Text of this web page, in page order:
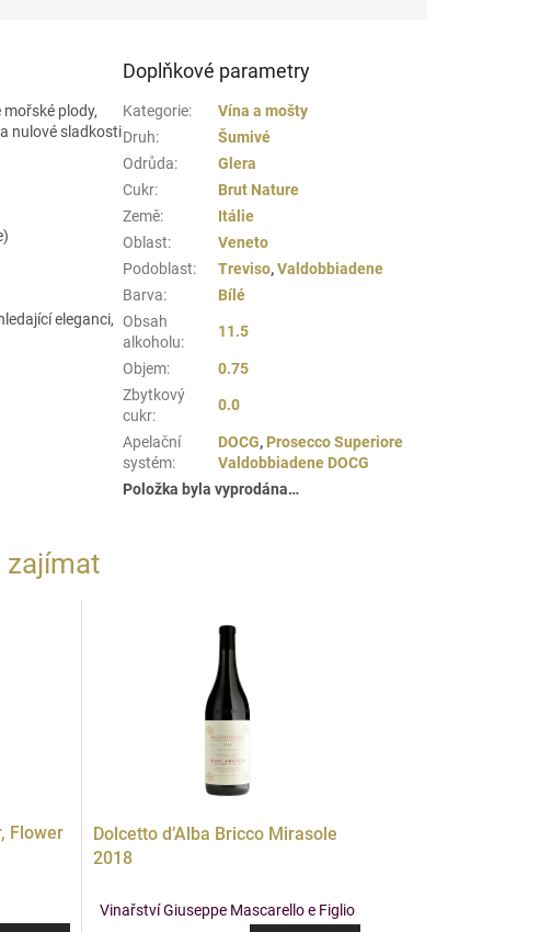
plody,
nulové sladkosti
eleganci,
Doplňkové parametry
Kategorie:
Vína a mošty
Druh:
Šumivé
Odrůda:
Glera
Cukr:
Brut Nature
Země:
Itálie
Oblast:
Veneto
Podoblast: Treviso,Valdobbiadene
Barva:
Bílé
Obsah
alkoholu:
11.5
Objem:
0.75
Zbytkový
cukr:
0.0
Apelační
systém:
DOCG, Prosecco Superiore
Valdobbiadene DOCG
Položka byla vyprodána…
zajímat
Flower
Dolcetto d’Alba Bricco Mirasole
2018
Vinařství Giuseppe Mascarello e Figlio